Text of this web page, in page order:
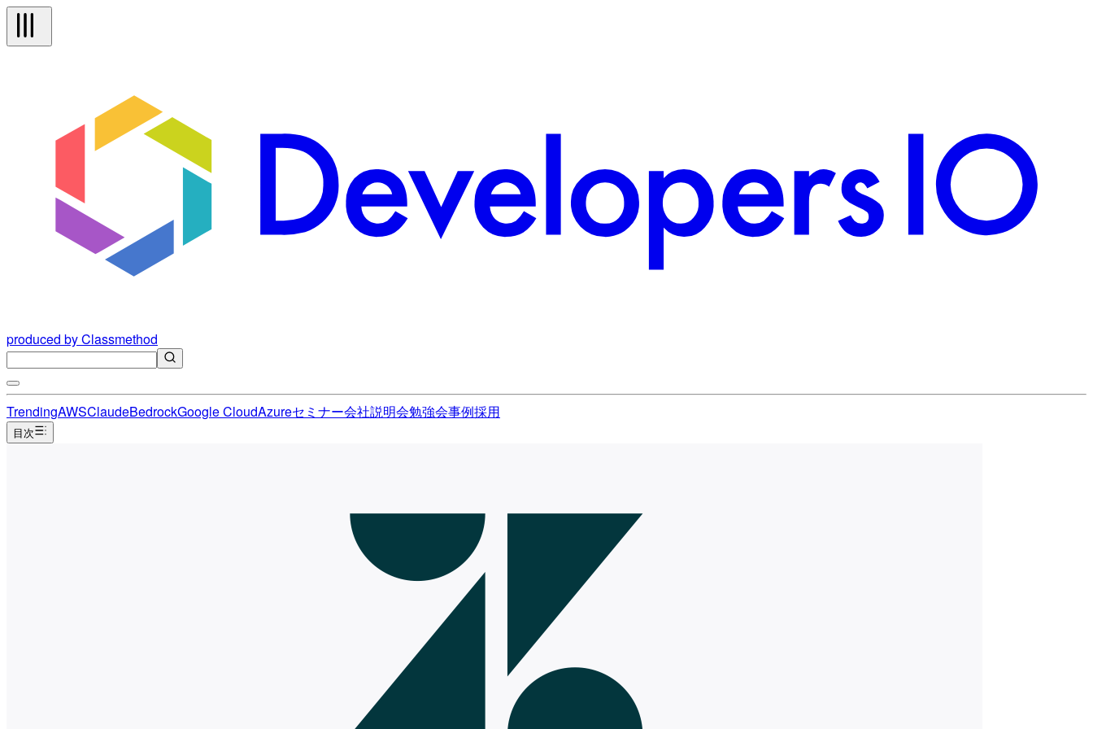
produced by Classmethod
TrendingAWSClaudeBedrockGoogle CloudAzureセミナー会社説明会勉強会事例採用
目次